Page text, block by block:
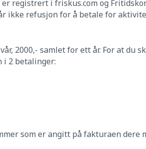
registrert i friskus.com og
ikke refusjon for å betale for
2000,- samlet for ett år. For at du
i 2 betalinger:
som er angitt på fakturaen dere